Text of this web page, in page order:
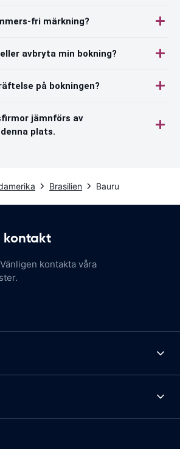
fri märkning?
avbryta min bokning?
på bokningen?
jämnförs av
plats.
Brasilien Bauru
kontakt
kontakta våra